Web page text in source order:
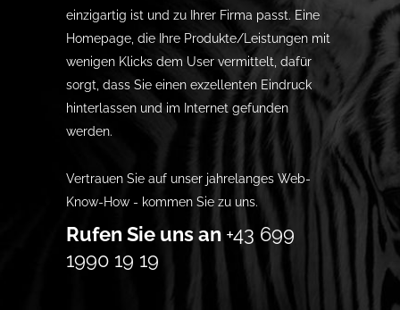
einzigartig ist und zu Ihrer Firma passt. Eine
Homepage, die Ihre Produkte/Leistungen mit
wenigen Klicks dem User vermittelt, dafür
sorgt, dass Sie einen exzellenten Eindruck
hinterlassen und im Internet gefunden
werden.
Vertrauen Sie auf unser jahrelanges Web-
Know-How - kommen Sie zu uns.
Rufen Sie uns an +43 699
1990 19 19